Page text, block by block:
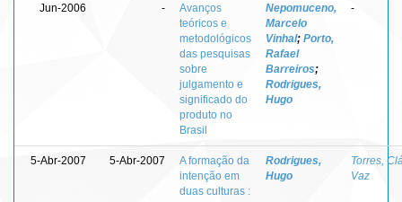
Jun-2006 -
Avanços
teóricos e
metodológicos
das pesquisas
sobre
julgamento e
significado do
produto no
Brasil
Nepomuceno,
Marcelo
Vinhal; Porto,
Rafael
Barreiros;
Rodrigues,
Hugo
-
5-Abr-2007 5-Abr-2007
A formação da
intenção em
duas culturas :
Rodrigues,
Hugo
Torres,
Vaz